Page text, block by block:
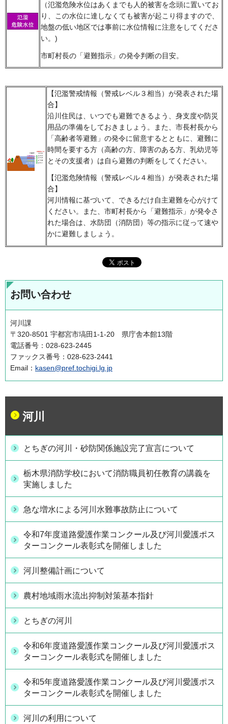
（氾濫危険水位はあくまでも人的被害を念頭に置いてお
り、この水位に達しなくても被害が起こり得ますので、
地盤の低い地区では事前に水位情報に注意をしてくださ
い。)
市町村長の「避難指示」の発令判断の目安。
【氾濫警戒情報（警戒レベル３相当）が発表された場
合】
沿川住民は、いつでも避難できるよう、身支度や防災
用品の準備をしておきましょう。また、市長村長から
「高齢者等避難」の発令に留意するとともに、避難に
時間を要する方（高齢の方、障害のある方、乳幼児等
とその支援者）は自ら避難の判断をしてください。
【氾濫危険情報（警戒レベル４相当）が発表された場
合】
河川情報に基づいて、できるだけ自主避難を心がけて
ください。また、市町村長から「避難指示」が発令さ
れた場合は、水防団（消防団）等の指示に従って速や
かに避難しましょう。
お問い合わせ
河川課
〒320-8501 宇都宮市塙田1-1-20 県庁舎本館13階
電話番号：028-623-2445
ファックス番号：028-623-2441
Email： kasen@pref.tochigi.lg.jp
河川
とちぎの河川・砂防関係施設完了宣言について
栃木県消防学校において消防職員初任教育の講義を
実施しました
急な増水による河川水難事故防止について
令和7年度道路愛護作業コンクール及び河川愛護ポス
ターコンクール表彰式を開催しました
河川整備計画について
農村地域雨水流出抑制対策基本指針
とちぎの河川
令和6年度道路愛護作業コンクール及び河川愛護ポス
ターコンクール表彰式を開催しました
令和5年度道路愛護作業コンクール及び河川愛護ポス
ターコンクール表彰式を開催しました
河川の利用について